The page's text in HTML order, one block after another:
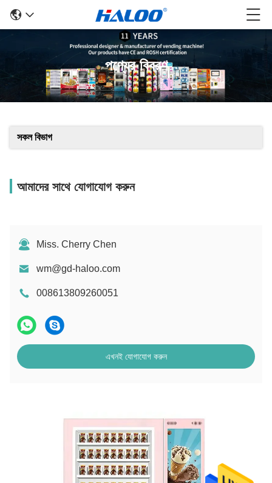
পণ্যের বিবরণ
সকল বিভাগ
আমাদের সাথে যোগাযোগ করুন
Miss. Cherry Chen
wm@gd-haloo.com
008613809260051
এখনই যোগাযোগ করুন